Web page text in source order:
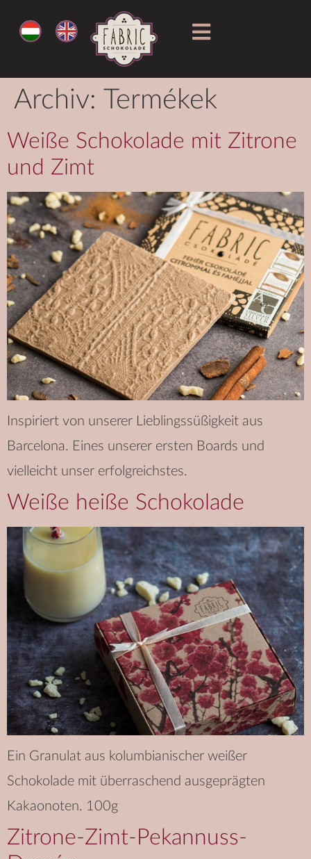
Archiv: Termékek
Weiße Schokolade mit Zitrone
und Zimt
Inspiriert von unserer Lieblingssüßigkeit aus
Barcelona. Eines unserer ersten Boards und
vielleicht unser erfolgreichstes.
Weiße heiße Schokolade
Ein Granulat aus kolumbianischer weißer
Schokolade mit überraschend ausgeprägten
Kakaonoten. 100g
Zitrone-Zimt-Pekannuss-